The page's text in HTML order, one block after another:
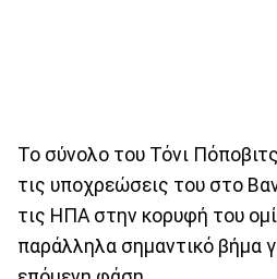
Το σύνολο του Τόνι
τις υποχρεώσεις του στο
τις ΗΠΑ στην κορυφή του
παράλληλα σημαντικό βήμα